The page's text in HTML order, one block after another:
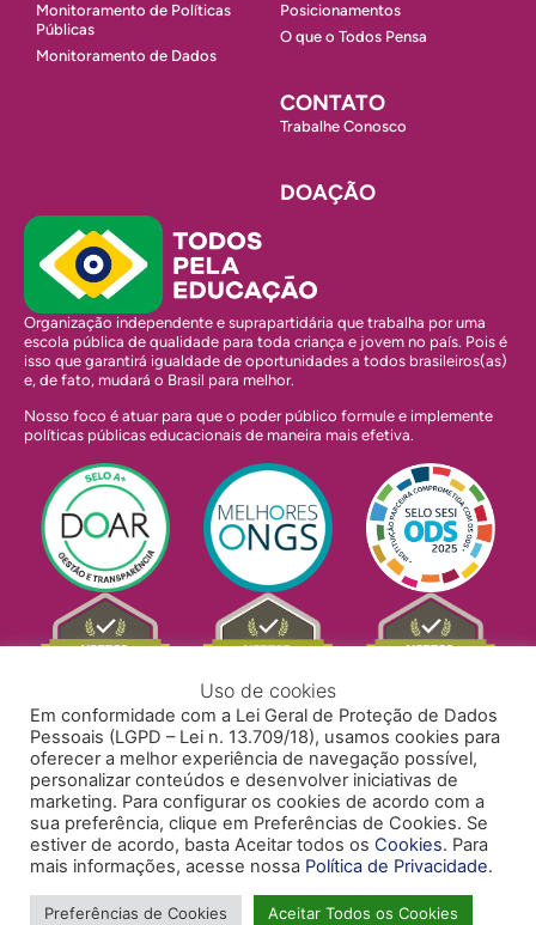
Monitoramento de Políticas
Públicas
Monitoramento de Dados
Posicionamentos
O que o Todos Pensa
CONTATO
Trabalhe Conosco
DOAÇÃO
Organização independente e suprapartidária que trabalha por uma
escola pública de qualidade para toda criança e jovem no país. Pois é
isso que garantirá igualdade de oportunidades a todos brasileiros(as)
e, de fato, mudará o Brasil para melhor.
Nosso foco é atuar para que o poder público formule e implemente
políticas públicas educacionais de maneira mais efetiva.
POLÍTICA DE PRIVACIDADE
ACESSIBILIDADE
TRABALHE CONOSCO
Uso de cookies
Em conformidade com a Lei Geral de Proteção de Dados
Pessoais (LGPD – Lei n. 13.709/18), usamos cookies para
oferecer a melhor experiência de navegação possível,
personalizar conteúdos e desenvolver iniciativas de
marketing. Para configurar os cookies de acordo com a
sua preferência, clique em Preferências de Cookies. Se
estiver de acordo, basta Aceitar todos os Cookies. Para
mais informações, acesse nossa Política de Privacidade.
Preferências de Cookies Aceitar Todos os Cookies